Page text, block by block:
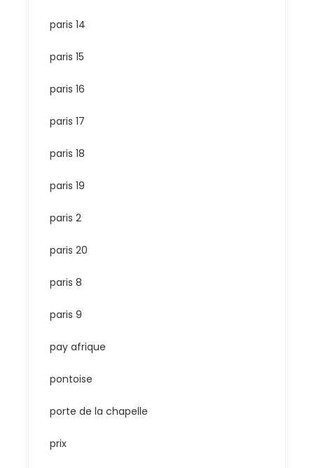
paris 14
paris 15
paris 16
paris 17
paris 18
paris 19
paris 2
paris 20
paris 8
paris 9
pay afrique
pontoise
porte de la chapelle
prix